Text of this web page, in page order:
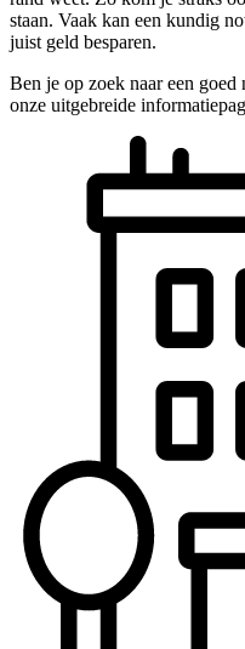
staan. Vaak kan een kundig
juist geld besparen.
Ben je op zoek naar een
onze uitgebreide